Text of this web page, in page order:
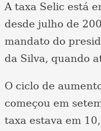
A taxa Selic está
desde julho de
mandato do
da Silva, quando
O ciclo de
começou em
taxa estava em